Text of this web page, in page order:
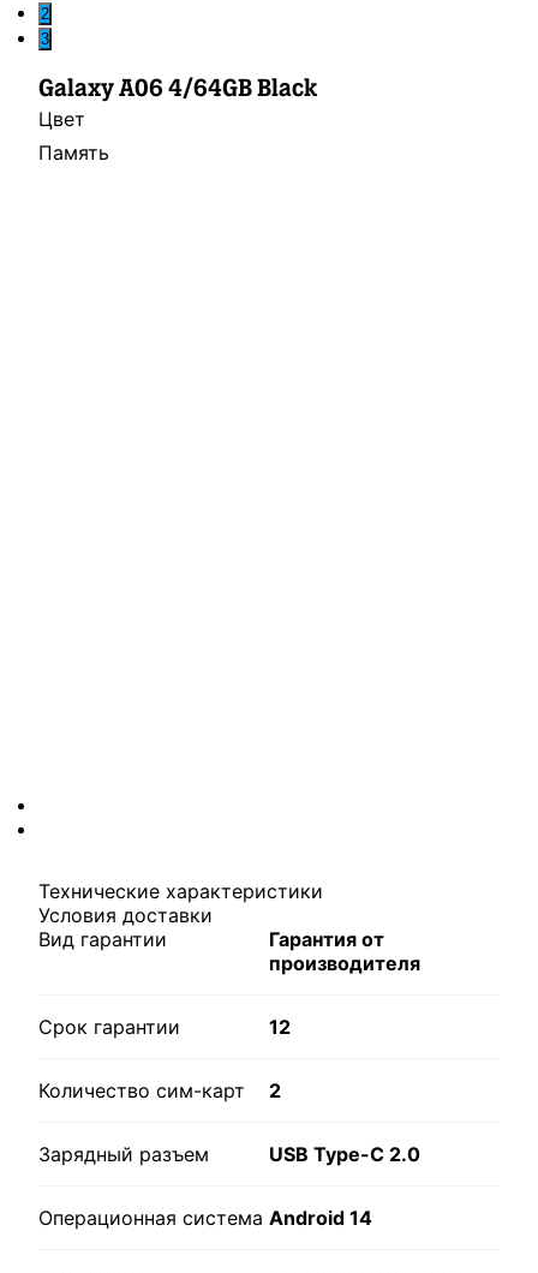
2
3
Galaxy A06 4/64GB Black
Цвет
Память
Технические характеристики
Условия доставки
Вид гарантии
Гарантия от
производителя
Срок гарантии 12
Количество сим-карт 2
Зарядный разъем USB Type-C 2.0
Операционная система Android 14